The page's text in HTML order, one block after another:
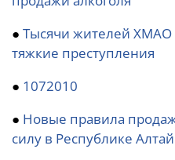
● Тысячи жителей ХМАО
тяжкие преступления
● 1072010
● Новые правила
силу в Республике